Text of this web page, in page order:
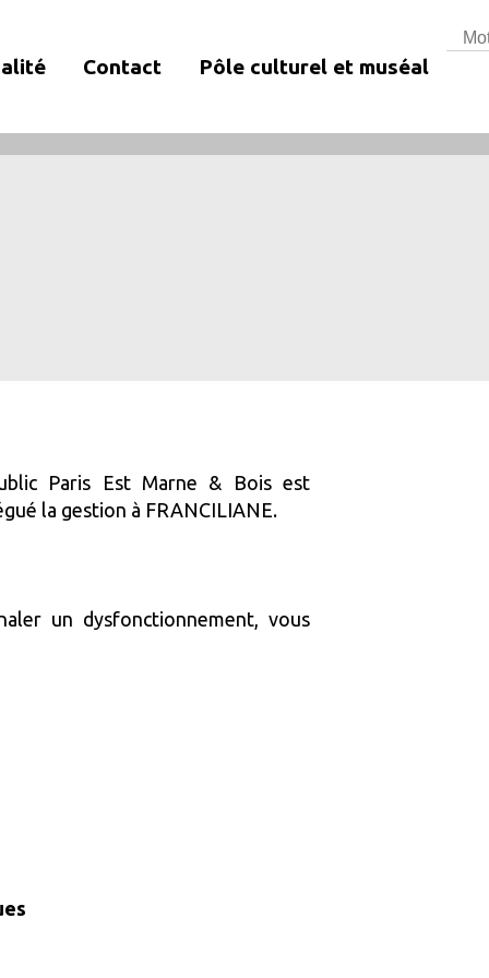
Contact Pôle culturel et muséal
Paris Est Marne & Bois est
la gestion à FRANCILIANE.
un dysfonctionnement, vous